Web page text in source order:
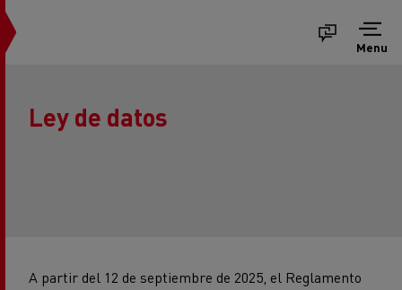
Menu
Ley de datos
A partir del 12 de septiembre de 2025, el Reglamento